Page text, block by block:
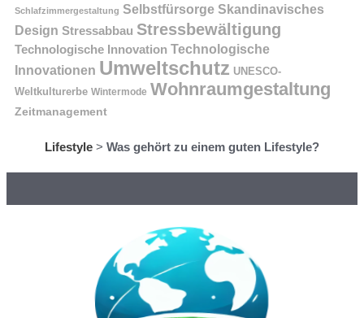
Schlafzimmergestaltung Selbstfürsorge Skandinavisches
Design Stressabbau Stressbewältigung
Technologische Innovation Technologische
Innovationen Umweltschutz UNESCO-
Weltkulturerbe Wintermode Wohnraumgestaltung
Zeitmanagement
Lifestyle > Was gehört zu einem guten Lifestyle?